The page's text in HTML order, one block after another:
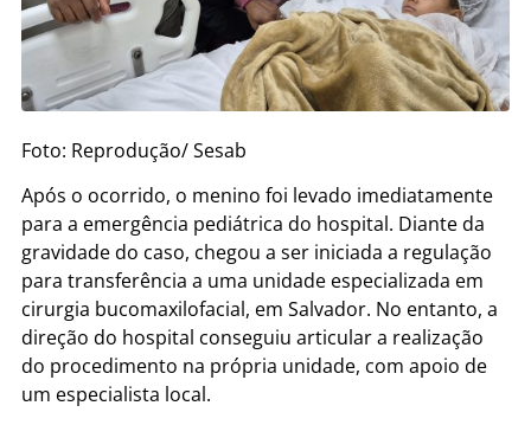
Foto: Reprodução/ Sesab
Após o ocorrido, o menino foi levado imediatamente
para a emergência pediátrica do hospital. Diante da
gravidade do caso, chegou a ser iniciada a regulação
para transferência a uma unidade especializada em
cirurgia bucomaxilofacial, em Salvador. No entanto, a
direção do hospital conseguiu articular a realização
do procedimento na própria unidade, com apoio de
um especialista local.